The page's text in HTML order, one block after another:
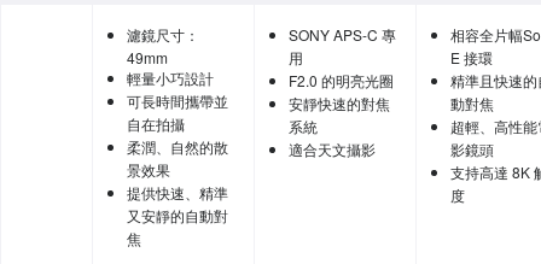
濾鏡尺寸：
49mm
輕量小巧設計
可長時間攜帶並
自在拍攝
柔潤、自然的散
景效果
提供快速、精準
又安靜的自動對
焦
SONY APS-C 專
用
F2.0 的明亮光圈
安靜快速的對焦
系統
適合天文攝影
相容全片幅
E 接環
精準且快速的
動對焦
超輕、高性能
影鏡頭
支持高達 8K
度